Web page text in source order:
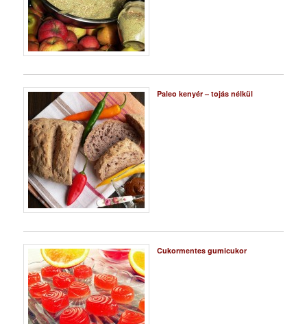
Paleo kenyér – tojás nélkül
Cukormentes gumicukor